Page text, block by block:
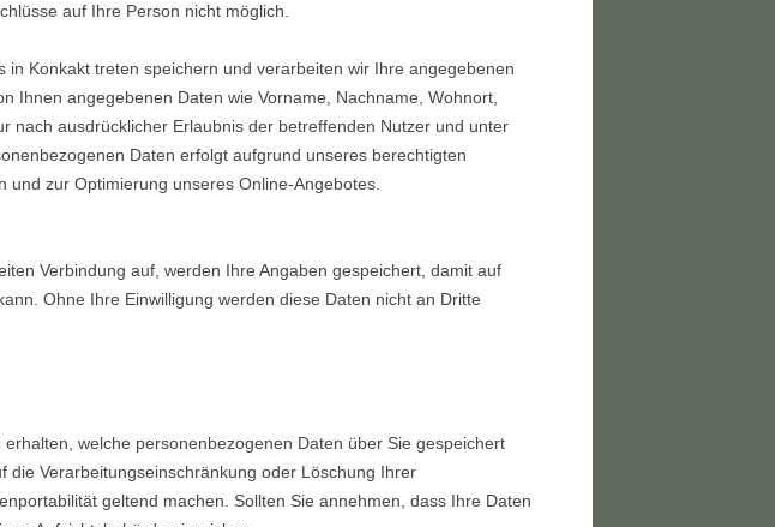
auf Ihre Person nicht möglich.
Konkakt treten speichern und verarbeiten wir Ihre angegebenen
Ihnen angegebenen Daten wie Vorname, Nachname, Wohnort,
nach ausdrücklicher Erlaubnis der betreffenden Nutzer und unter
Daten erfolgt aufgrund unseres berechtigten
zur Optimierung unseres Online-Angebotes.
Verbindung auf, werden Ihre Angaben gespeichert, damit auf
Ohne Ihre Einwilligung werden diese Daten nicht an Dritte
welche personenbezogenen Daten über Sie gespeichert
Verarbeitungseinschränkung oder Löschung Ihrer
geltend machen. Sollten Sie annehmen, dass Ihre Daten